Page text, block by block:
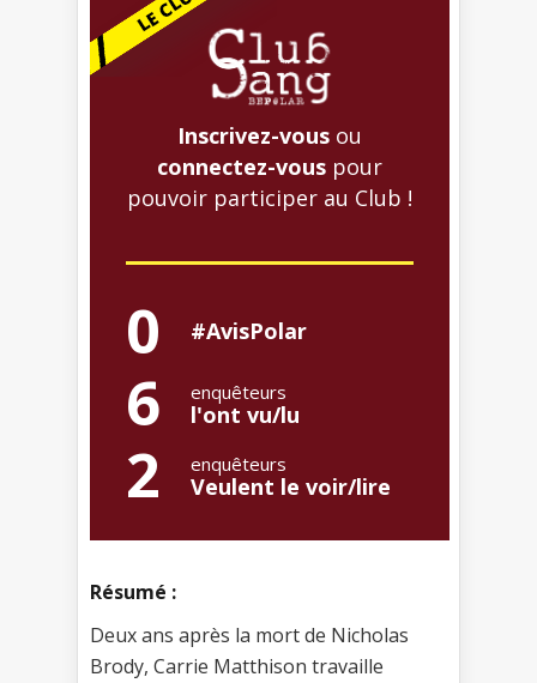
Inscrivez-vous ou
connectez-vous pour
pouvoir participer au Club !
0 #AvisPolar
6 enquêteurs
l'ont vu/lu
2 enquêteurs
Veulent le voir/lire
Résumé :
Deux ans après la mort de Nicholas
Brody, Carrie Matthison travaille